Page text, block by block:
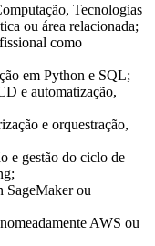
Tecnologias
ou área relacionada;
como
em Python e SQL;
e automatização,
e orquestração,
e gestão do ciclo de
SageMaker ou
AWS ou